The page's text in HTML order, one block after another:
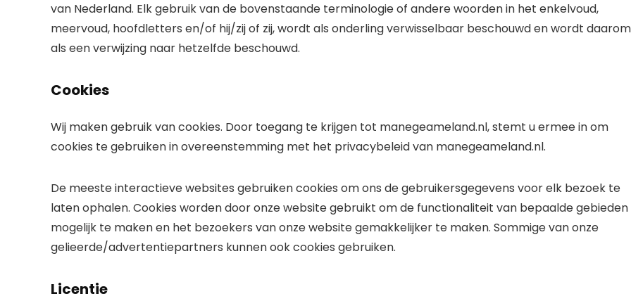
van Nederland. Elk gebruik van de bovenstaande terminologie of andere woorden in het enkelvoud,
meervoud, hoofdletters en/of hij/zij of zij, wordt als onderling verwisselbaar beschouwd en wordt daarom
als een verwijzing naar hetzelfde beschouwd.
Cookies
Wij maken gebruik van cookies. Door toegang te krijgen tot manegeameland.nl, stemt u ermee in om
cookies te gebruiken in overeenstemming met het privacybeleid van manegeameland.nl.
De meeste interactieve websites gebruiken cookies om ons de gebruikersgegevens voor elk bezoek te
laten ophalen. Cookies worden door onze website gebruikt om de functionaliteit van bepaalde gebieden
mogelijk te maken en het bezoekers van onze website gemakkelijker te maken. Sommige van onze
gelieerde/advertentiepartners kunnen ook cookies gebruiken.
Licentie